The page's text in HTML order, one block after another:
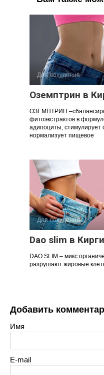
Для похудения
Оземптрин в
ОЗЕМПТРИН
фитоэкстрактов в
адипоциты,
нормализует пищевое
Для похудения
Dao slim в
DAO SLIM – микс
разрушают жировые
Добавить
Имя
E-mail